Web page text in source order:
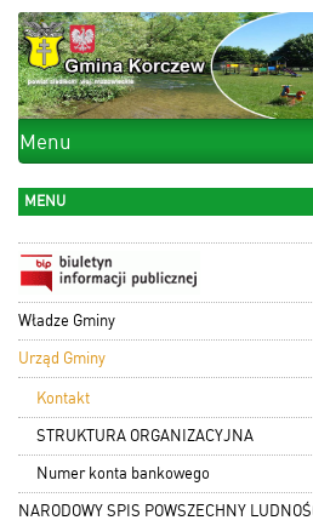
Menu
MENU
Władze Gminy
Urząd Gminy
Kontakt
STRUKTURA ORGANIZACYJNA
Numer konta bankowego
NARODOWY SPIS POWSZECHNY